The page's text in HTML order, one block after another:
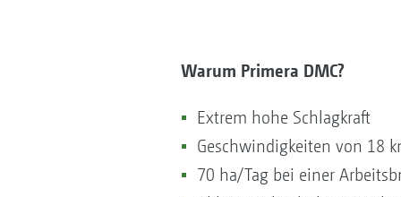
Warum Primera DMC?
Extrem hohe Schlagkraft
Geschwindigkeiten von 18
70 ha/Tag bei einer